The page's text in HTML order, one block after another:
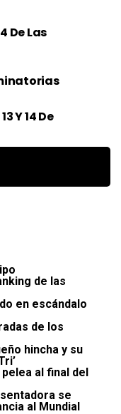
De Las
Y 14 De
de las
en escándalo
de los
hincha y su
pelea al final del
se
al Mundial